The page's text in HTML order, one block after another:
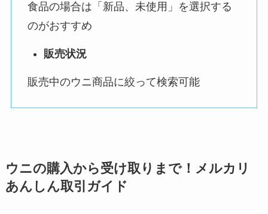
食品の場合は「新品、未使用」を選択する
のがおすすめ
販売状況
販売中のウニ商品に絞って検索可能
ウニの購入から受け取りまで！メルカリ
あんしん取引ガイド